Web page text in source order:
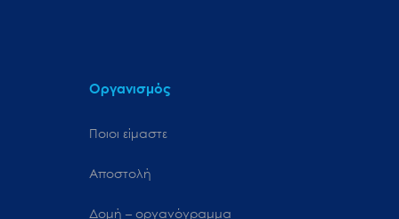
Οργανισμός
Ποιοι είμαστε
Αποστολή
Δομή – οργανόγραμμα